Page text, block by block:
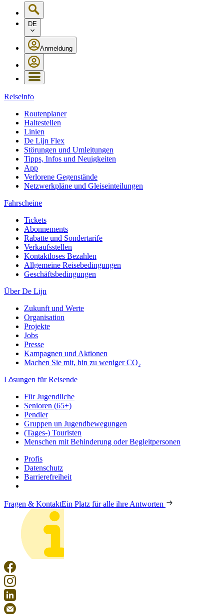
DE
Anmeldung
Reiseinfo
Routenplaner
Haltestellen
Linien
De Lijn Flex
Störungen und Umleitungen
Tipps, Infos und Neuigkeiten
App
Verlorene Gegenstände
Netzwerkpläne und Gleiseinteilungen
Fahrscheine
Tickets
Abonnements
Rabatte und Sondertarife
Verkaufsstellen
Kontaktloses Bezahlen
Allgemeine Reisebedingungen
Geschäftsbedingungen
Über De Lijn
Zukunft und Werte
Organisation
Projekte
Jobs
Presse
Kampagnen und Aktionen
Machen Sie mit, hin zu weniger CO₂
Lösungen für Reisende
Für Jugendliche
Senioren (65+)
Pendler
Gruppen un Jugendbewegungen
(Tages-) Touristen
Menschen mit Behinderung oder Begleitpersonen
Profis
Datenschutz
Barrierefreiheit
Fragen & KontaktEin Platz für alle ihre Antworten